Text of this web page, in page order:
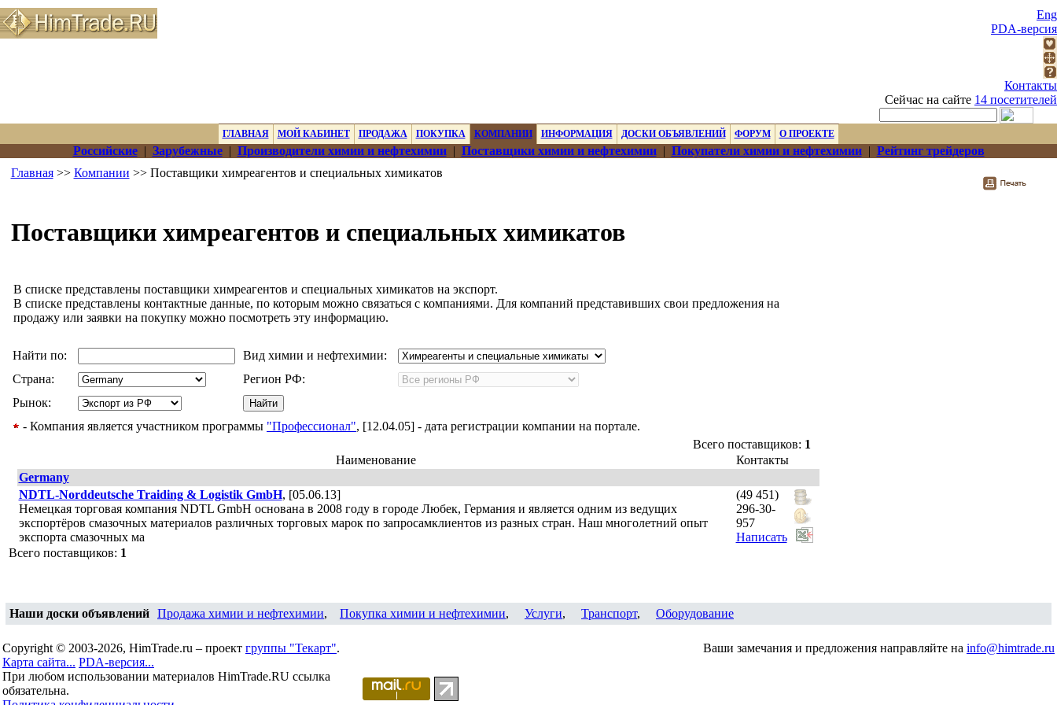
Eng
PDA-версия
Контакты
Сейчас на сайте 14 посетителей
ГЛАВНАЯ МОЙ КАБИНЕТ ПРОДАЖА ПОКУПКА КОМПАНИИ ИНФОРМАЦИЯ ДОСКИ ОБЪЯВЛЕНИЙ ФОРУМ О ПРОЕКТЕ
Российские| Зарубежные| Производители химии и нефтехимии| Поставщики химии и нефтехимии| Покупатели химии и нефтехимии| Рейтинг трейдеров
Главная>> Компании >> Поставщики химреагентов и специальных химикатов
Поставщики химреагентов и специальных химикатов
В списке представлены поставщики химреагентов и специальных химикатов на экспорт.
В списке представлены контактные данные, по которым можно связаться с компаниями. Для компаний представивших свои предложения на
продажу или заявки на покупку можно посмотреть эту информацию.
Найти по:
Вид химии и нефтехимии:
Страна:
Регион РФ:
Рынок:
- Компания является участником программы "Профессионал", [12.04.05] - дата регистрации компании на портале.
Всего поставщиков: 1
Наименование
Контакты
Germany
NDTL-Norddeutsche Traiding & Logistik GmbH, [05.06.13]
Немецкая торговая компания NDTL GmbH основана в 2008 году в городе Любек, Германия и является одним из ведущих
экспортёров смазочных материалов различных торговых марок по запросамклиентов из разных стран. Наш многолетний опыт
экспорта смазочных ма
(49 451)
296-30-
957
Написать
Всего поставщиков: 1
Наши доски объявлений Продажа химии и нефтехимии, Покупка химии и нефтехимии, Услуги, Транспорт, Оборудование
Copyright © 2003-2026, HimTrade.ru – проект группы "Текарт".
Карта сайта... PDA-версия...
При любом использовании материалов HimTrade.RU ссылка
обязательна.
Ваши замечания и предложения направляйте на info@himtrade.ru